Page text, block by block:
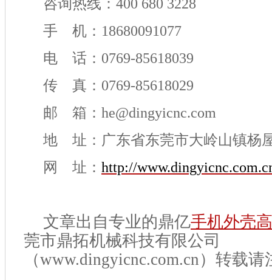
咨询热线：400 680 3228
手 机：18680091077
电 话：0769-85618039
传 真：0769-85618029
邮 箱：he@dingyicnc.com
地 址：广东省东莞市大岭山镇杨
网 址： http://
文章出自专业的鼎亿手机外壳
莞市鼎拓机械科技有限公司
（www.dingyicnc.com.cn）转载